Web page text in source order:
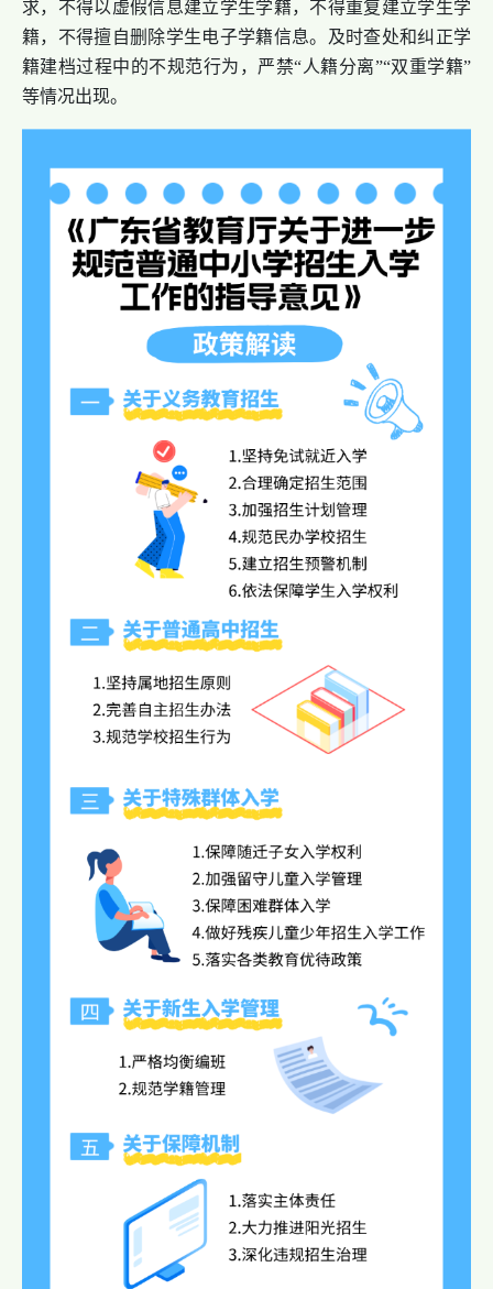
求，不得以虚假信息建立学生学籍，不得重复建立学生学
籍，不得擅自删除学生电子学籍信息。及时查处和纠正学
籍建档过程中的不规范行为，严禁“人籍分离”“双重学籍”
等情况出现。